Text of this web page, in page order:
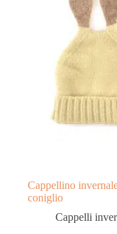
Cappellino
coniglio
Cappelli